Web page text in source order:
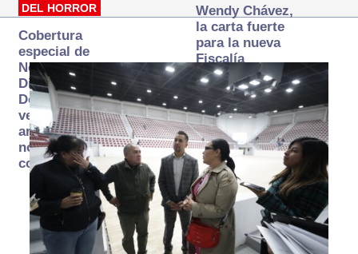
DEL HORROR
Cobertura
especial de
Norte
Digital:
Donde la
verdad
arde… pero
no se
consume
Wendy Chávez,
la carta fuerte
para la nueva
Fiscalía
autónoma